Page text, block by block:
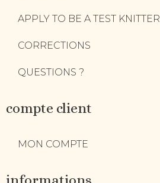
APPLY TO BE A TEST KNITTER
CORRECTIONS
QUESTIONS ?
compte client
MON COMPTE